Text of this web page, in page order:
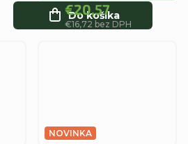
Do košíka
€16,72 bez DPH
€20,57
NOVINKA